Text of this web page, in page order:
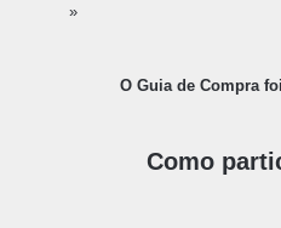
»
O Guia de Compra
Como